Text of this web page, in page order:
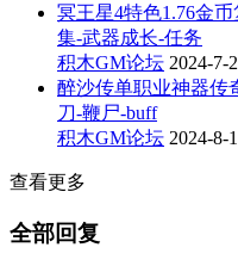
冥王星4特色1.76金
集-武器成长-任务
积木GM论坛 2024-7-
醉沙传单职业神器传
刀-鞭尸-buff
积木GM论坛 2024-8-1
查看更多
全部回复